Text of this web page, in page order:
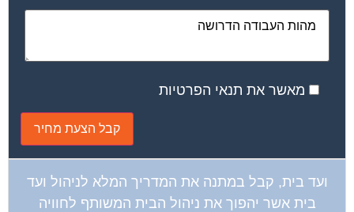
מאשר את תנאי הפרטיות
ועד בית, קבל במתנה את המדריך המלא לניהול ועד
בית אשר יהפוך את ניהול הבית המשותף לחוויה